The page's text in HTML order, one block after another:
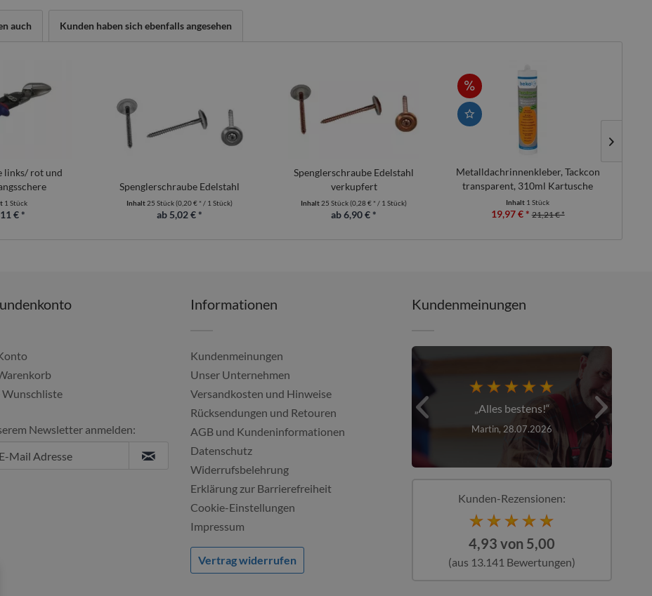
auch Kunden haben sich ebenfalls angesehen
links/ rot und
1 Stück
€ *
Spenglerschraube Edelstahl
Inhalt 25 Stück(0,20 € * / 1 Stück)
ab 5,02 € *
Spenglerschraube Edelstahl
verkupfert
Inhalt 25 Stück(0,28 € * / 1 Stück)
ab 6,90 € *
Metalldachrinnenkleber, Tackcon
transparent, 310ml Kartusche
Inhalt 1 Stück
19,97 € * 21,21 € *
Wunschliste
Newsletter anmelden:
Informationen
Kundenmeinungen
Unser Unternehmen
Versandkosten und Hinweise
Rücksendungen und Retouren
AGB und Kundeninformationen
Datenschutz
Widerrufsbelehrung
Erklärung zur Barrierefreiheit
Cookie-Einstellungen
Impressum
Vertrag widerrufen
Kundenmeinungen
Schnelle Lieferung und die Ware war...
Regina, 04.08.2026
Zuverlässig und schnell
Peter, 02.08.2026
Alles bestens!
Martin, 28.07.2026
Kunden-Rezensionen:
4,93 von 5,00
(aus 13.141 Bewertungen)